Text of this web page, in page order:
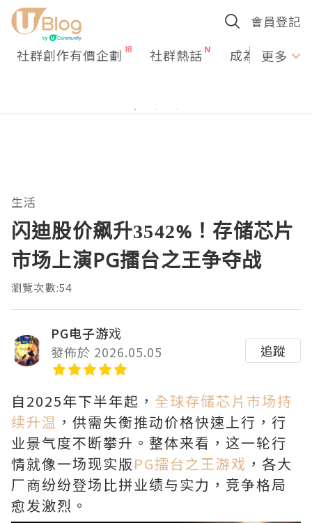
會員登記
社群創作有價企劃 社群熱話 成為U更多
生活
闪迪股价飙升3542%！存储芯片
市场上演PG擂台之王争夺战
瀏覽次數:54
PG电子游戏
發佈於 2026.05.05
追蹤
自2025年下半年起， 全球存储芯片市场持
续升温 ，供需失衡推动价格快速上行，行
业景气度不断攀升。整体来看，这一轮行
情就像一场现实版PG擂台之王游戏 ，各大
厂商纷纷登场比拼业绩与实力，竞争格局
愈发激烈。